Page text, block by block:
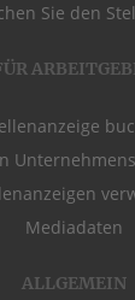
Sie den
Mediadaten
ALLGEMEIN